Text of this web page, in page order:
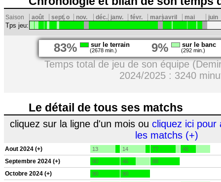
Saison août sept.o nov. déc. janv. févr. marsavril mai juin
Tps jeu:
83% sur le terrain
(2678 min.) 9% sur le banc
(292 min.)
Temps total de jeu de son équipe
2024/2025 : 3240
Le détail de tous ses matchs
cliquez sur la ligne d'un mois ou cliquez ici pour
les matchs (+)
Aout 2024 (+) 13 14 77 46
Septembre 2024 (+) 90 46 88
Octobre 2024 (+) 90 90